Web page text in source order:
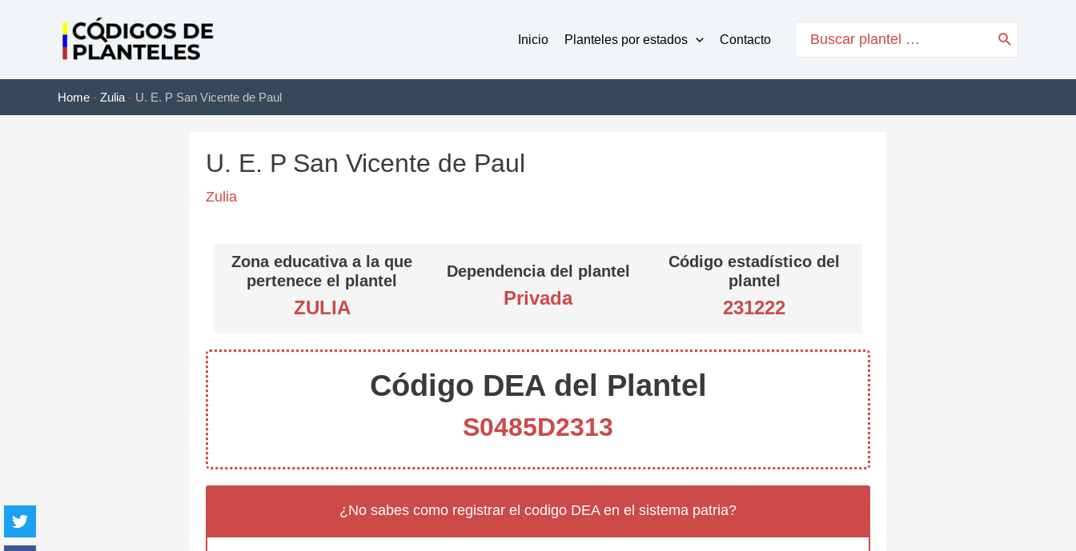
Inicio Planteles por estados Contacto
for:
Home - Zulia - U. E. P San Vicente de Paul
U. E. P San Vicente de Paul
Zulia
Zona educativa a la que
pertenece el plantel
ZULIA
Dependencia del plantel
Privada
Código estadístico del
plantel
231222
Código DEA del Plantel
S0485D2313
¿No sabes como registrar el codigo DEA en el sistema patria?